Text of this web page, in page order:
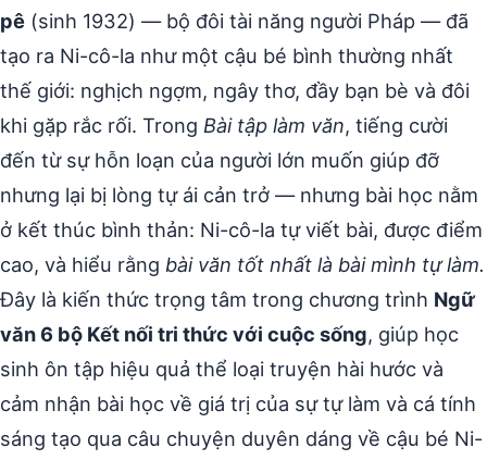
pê (sinh 1932) — bộ đôi tài năng người Pháp — đã
tạo ra Ni-cô-la như một cậu bé bình thường nhất
thế giới: nghịch ngợm, ngây thơ, đầy bạn bè và đôi
khi gặp rắc rối. Trong Bài tập làm văn, tiếng cười
đến từ sự hỗn loạn của người lớn muốn giúp đỡ
nhưng lại bị lòng tự ái cản trở — nhưng bài học nằm
ở kết thúc bình thản: Ni-cô-la tự viết bài, được điểm
cao, và hiểu rằng bài văn tốt nhất là bài mình tự làm.
Đây là kiến thức trọng tâm trong chương trình Ngữ
văn 6 bộ Kết nối tri thức với cuộc sống, giúp học
sinh ôn tập hiệu quả thể loại truyện hài hước và
cảm nhận bài học về giá trị của sự tự làm và cá tính
sáng tạo qua câu chuyện duyên dáng về cậu bé Ni-